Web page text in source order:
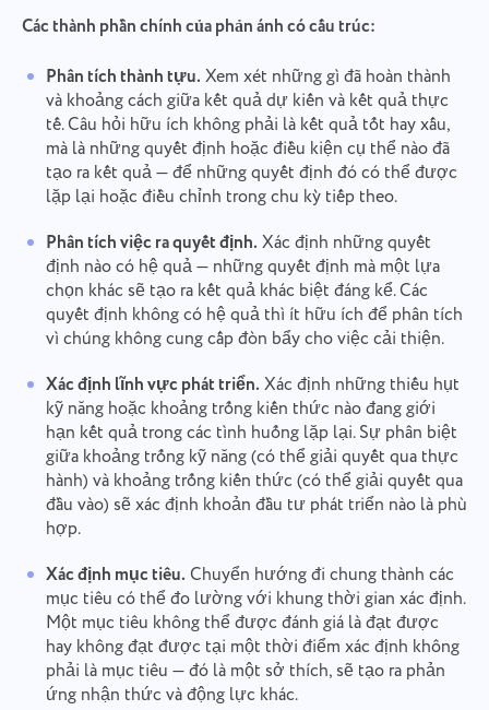
Các thành phần chính của phản ánh có cấu trúc:
Phân tích thành tựu. Xem xét những gì đã hoàn thành
và khoảng cách giữa kết quả dự kiến và kết quả thực
tế. Câu hỏi hữu ích không phải là kết quả tốt hay xấu,
mà là những quyết định hoặc điều kiện cụ thể nào đã
tạo ra kết quả — để những quyết định đó có thể được
lặp lại hoặc điều chỉnh trong chu kỳ tiếp theo.
Phân tích việc ra quyết định. Xác định những quyết
định nào có hệ quả — những quyết định mà một lựa
chọn khác sẽ tạo ra kết quả khác biệt đáng kể. Các
quyết định không có hệ quả thì ít hữu ích để phân tích
vì chúng không cung cấp đòn bẩy cho việc cải thiện.
Xác định lĩnh vực phát triển. Xác định những thiếu hụt
kỹ năng hoặc khoảng trống kiến thức nào đang giới
hạn kết quả trong các tình huống lặp lại. Sự phân biệt
giữa khoảng trống kỹ năng (có thể giải quyết qua thực
hành) và khoảng trống kiến thức (có thể giải quyết qua
đầu vào) sẽ xác định khoản đầu tư phát triển nào là phù
hợp.
Xác định mục tiêu. Chuyển hướng đi chung thành các
mục tiêu có thể đo lường với khung thời gian xác định.
Một mục tiêu không thể được đánh giá là đạt được
hay không đạt được tại một thời điểm xác định không
phải là mục tiêu — đó là một sở thích, sẽ tạo ra phản
ứng nhận thức và động lực khác.